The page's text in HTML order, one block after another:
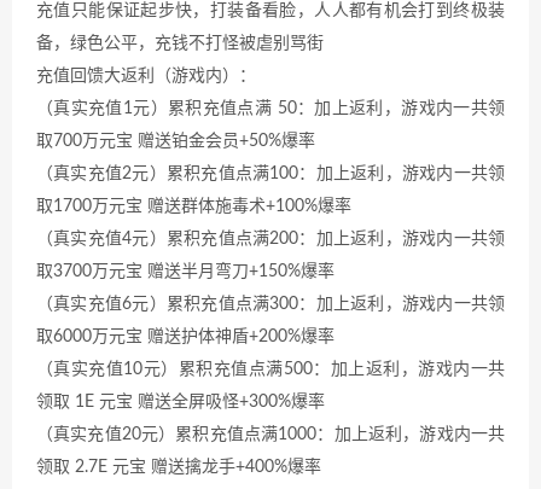
充值只能保证起步快，打装备看脸，人人都有机会打到终极装
备，绿色公平，充钱不打怪被虐别骂街
充值回馈大返利（游戏内）：
（真实充值1元）累积充值点满 50：加上返利，游戏内一共领
取700万元宝 赠送铂金会员+50%爆率
（真实充值2元）累积充值点满100：加上返利，游戏内一共领
取1700万元宝 赠送群体施毒术+100%爆率
（真实充值4元）累积充值点满200：加上返利，游戏内一共领
取3700万元宝 赠送半月弯刀+150%爆率
（真实充值6元）累积充值点满300：加上返利，游戏内一共领
取6000万元宝 赠送护体神盾+200%爆率
（真实充值10元）累积充值点满500：加上返利，游戏内一共
领取 1E 元宝 赠送全屏吸怪+300%爆率
（真实充值20元）累积充值点满1000：加上返利，游戏内一共
领取 2.7E 元宝 赠送擒龙手+400%爆率